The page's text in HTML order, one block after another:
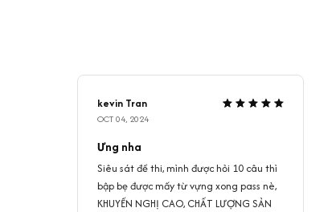
kevin Tran
OCT 04, 2024
Ưng nha
Siêu sát đề thi, mình được hỏi 10 câu thì
bập bẹ được mấy từ vựng xong pass nè,
KHUYẾN NGHỊ CAO, CHẤT LƯỢNG SẢN